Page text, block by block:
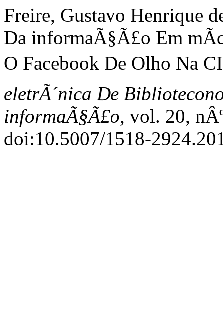
Freire, Gustavo Henrique
Da informaÃ§Ã£o Em
O Facebook De Olho Na
eletrÃ´nica De
informaÃ§Ã£o, vol. 20,
doi:10.5007/1518-